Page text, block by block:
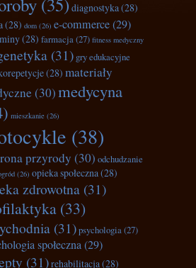
diagnostyka(28)
(28) dom (26) e-commerce(29)
(28) farmacja(27) fitness medyczny
(31) gry edukacyjne
(28) materiały
(30)medycyna
mieszkanie (26)
(38)
przyrody (30) odchudzanie
(26) opieka społeczna(28)
zdrowotna (31)
(33)
(31)psychologia(27)
społeczna(29)
(31)rehabilitacja(28)